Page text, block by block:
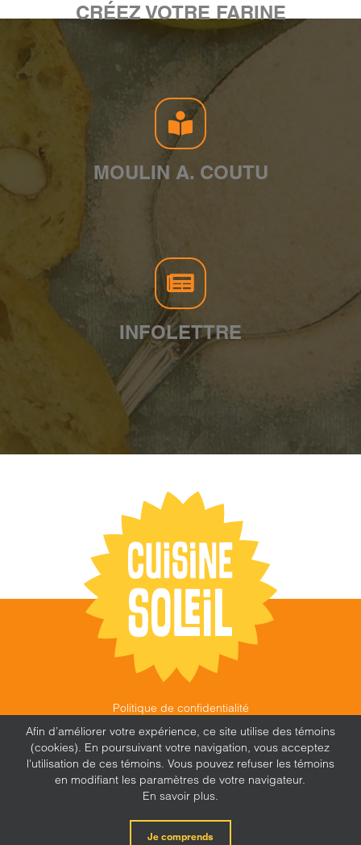
CRÉEZ VOTRE FARINE
MOULIN A. COUTU
INFOLETTRE
Politique de confidentialité
©
CUISINE SOLEIL 2026 |
FEU FOLLET - DESIGN •
WEB • MARKETING
X Facebook
Afin d’améliorer votre expérience, ce site utilise des témoins
(cookies). En poursuivant votre navigation, vous acceptez
l'utilisation de ces témoins. Vous pouvez refuser les témoins
en modifiant les paramètres de votre navigateur.
En savoir plus.
Je comprends